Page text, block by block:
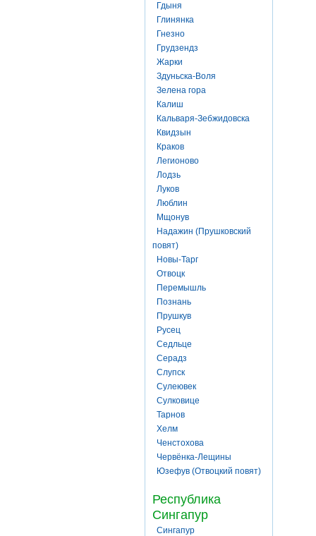
Гдыня
Глинянка
Гнезно
Грудзендз
Жарки
Здуньска-Воля
Зелена гора
Калиш
Кальваря-Зебжидовска
Квидзын
Краков
Легионово
Лодзь
Луков
Люблин
Мщонув
Надажин (Прушковский
повят)
Новы-Тарг
Отвоцк
Перемышль
Познань
Прушкув
Русец
Седльце
Серадз
Слупск
Сулеювек
Сулковице
Тарнов
Хелм
Ченстохова
Червёнка-Лещины
Юзефув (Отвоцкий повят)
Республика
Сингапур
Сингапур